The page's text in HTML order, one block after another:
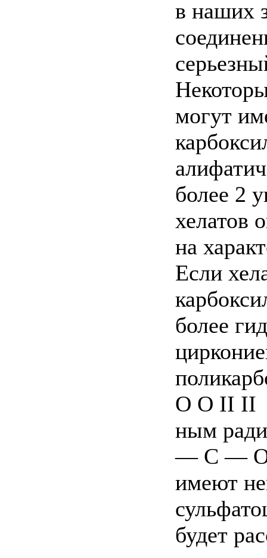
в наших
могут
более 2
хелатов
на
Если
более
О О II II
ным
— С — О
имеют
будет